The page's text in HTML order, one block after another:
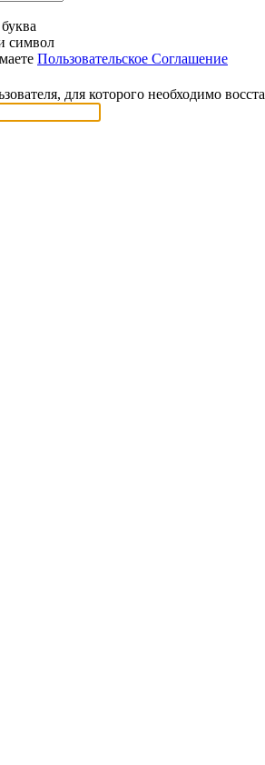
символ
Пользовательское Соглашение
для которого необходимо